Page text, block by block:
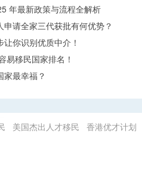
年最新政策与流程全解析​
请全家三代获批有何优势？​
你识别优质中介！
易移民国家排名！
家最幸福？
美国杰出人才移民 香港优才计划